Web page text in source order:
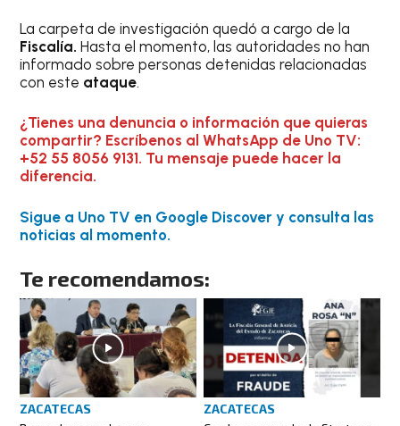
La carpeta de investigación quedó a cargo de la
Fiscalía. Hasta el momento, las autoridades no han
informado sobre personas detenidas relacionadas
con este ataque.
¿Tienes una denuncia o información que quieras
compartir? Escríbenos al WhatsApp de Uno TV:
+52 55 8056 9131. Tu mensaje puede hacer la
diferencia.
Sigue a Uno TV en Google Discover y consulta las
noticias al momento.
Te recomendamos:
ZACATECAS
ZACATECAS